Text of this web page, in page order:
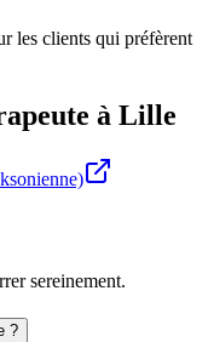
les clients qui préfèrent
à Lille
sereinement.
?